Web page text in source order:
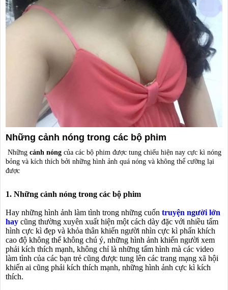
Những cảnh nóng trong các bộ phim
Những cảnh nóng của các bộ phim được tung chiếu hiện nay cực kì nóng
bỏng và kích thích bởi những hình ảnh quá nóng và không thể cưỡng lại
được
1. Những cảnh nóng trong các bộ phim
Hay những hình ảnh làm tình trong những cuốn truyện người lớn
hay cũng thường xuyên xuất hiện một cách dày đặc với nhiều tấm
hình cực kì đẹp và khỏa thân khiến người nhìn cực kì phấn khích
cao độ không thể không chú ý, những hình ảnh khiến người xem
phải kích thích mạnh, không chỉ là những tấm hình mà các video
làm tình của các bạn trẻ cũng được tung lên các trang mạng xã hội
khiến ai cũng phải kích thích mạnh, những hình ảnh cực kì kích
thích.